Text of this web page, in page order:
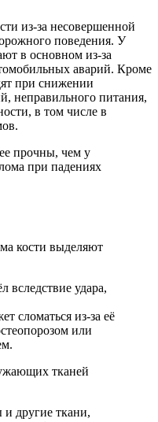
из-за несовершенной
поведения. У
в основном из-за
аварий. Кроме
при снижении
неправильного питания,
в том числе в
прочны, чем у
при падениях
кости выделяют
вследствие удара,
сломаться из-за её
или
тканей
другие ткани,